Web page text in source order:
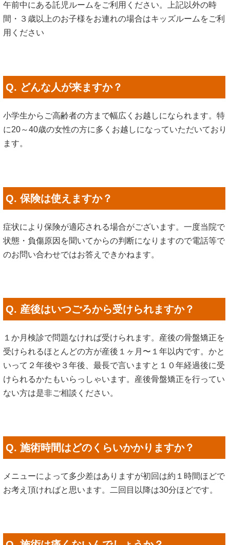
午前中にある託児ルームをご利用ください。上記以外の時
間・３歳以上のお子様をお連れの場合はキッズルームをご利
用ください
Q. どんな人が来ますか？
小学生からご高齢者の方まで幅広くお越しになられます。特
に20～40歳の女性の方に多くお越しになっていただいており
ます。
Q. 保険は使えますか？
症状により保険が適応される場合がございます。一度当院で
状態・負傷原因を聞いてからの判断になりますので電話等で
のお問い合わせではお答えできかねます。
Q. 産後はいつごろから受けられますか？
１か月検診で問題なければ受けられます。産後の骨盤矯正を
受けられるほとんどの方が産後１ヶ月〜１年以内です。かと
いって２年後や３年後、最長で言いますと１０年経過後に受
けられるかたもいらっしゃいます。産後骨盤矯正を行ってい
ない方は是非ご相談ください。
Q. 施術時間はどのくらいかかりますか？
メニューによって多少差はありますが初回は約１時間ほどで
お考え頂ければと思います。二回目以降は30分ほどです。